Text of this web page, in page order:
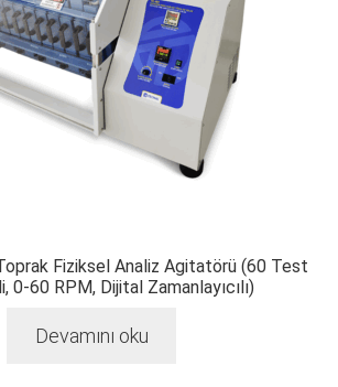
Fiziksel Analiz Agitatörü (60 Test
0-60 RPM, Dijital Zamanlayıcılı)
Devamını oku